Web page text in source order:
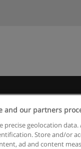
S.L. - CIF : B-
and our partners
precise geolocation
Store and/or
ad and content